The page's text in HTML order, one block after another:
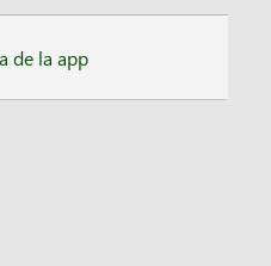
de la app